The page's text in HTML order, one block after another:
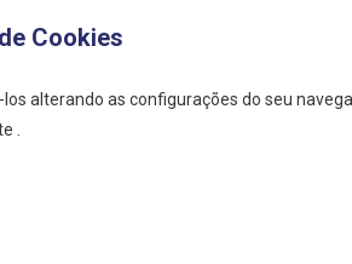
Cookies
alterando as configurações do seu
.